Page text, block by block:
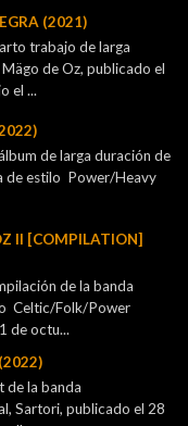
(2021)
trabajo de larga
de Oz, publicado el
el ...
de larga duración de
de estilo Power/Heavy
II [COMPILATION]
de la banda
Celtic/Folk/Power
de octu...
de la banda
Sartori, publicado el 28